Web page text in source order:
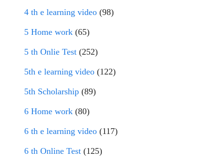
4 th e learning video (98)
5 Home work (65)
5 th Onlie Test (252)
5th e learning video (122)
5th Scholarship (89)
6 Home work (80)
6 th e learning video (117)
6 th Online Test (125)